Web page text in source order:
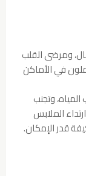
ومرضى القلب
في الأماكن
وتجنب
الملابس
قدر الإمكان.